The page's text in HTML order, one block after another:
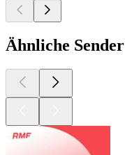
Ähnliche Sender